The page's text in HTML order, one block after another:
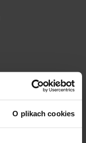
O plikach cookies